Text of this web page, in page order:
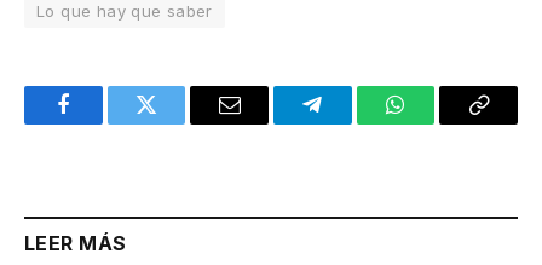
Lo que hay que saber
FacebookTwitter Email TelegramWhatsAppCopy
LEER MÁS